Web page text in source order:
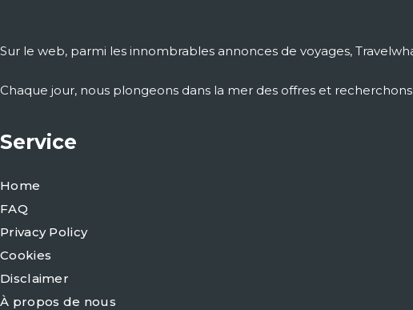
Sur le web, parmi les innombrables annonces de voyages,
Chaque jour, nous plongeons dans la mer des offres et
Service
Home
FAQ
Privacy Policy
Cookies
Disclaimer
À propos de nous